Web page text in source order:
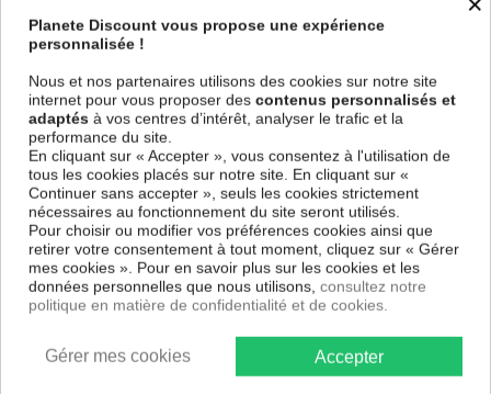
parfaitement reproduits. Grâce à une impression sur tous les cotés et
une toile tendue sur un châssis fait de matériaux respectueux de
sans avoir à l'encadrer.
Le Tableau Abstrait Heat of Loveest résistant aux rayons UV, inodore
et 100 % sûr, parfait même pour la chambre à coucher et la chambre
des enfants.
Notre large choix de tableaux tendances et modernes constituent un
moyen simple et pas cher de donner une nouvelle touche à vos
intérieurs, il y en a pour tous les goût.
Descriptif technique
Collection Artgeist
Planete Discount vous propose une expérience
personnalisée !
Nous et nos partenaires utilisons des cookies sur notre site
internet pour vous proposer des contenus personnalisés et
adaptés à vos centres d’intérêt, analyser le trafic et la
performance du site.
En cliquant sur « Accepter », vous consentez à l'utilisation de
tous les cookies placés sur notre site. En cliquant sur «
Continuer sans accepter », seuls les cookies strictement
nécessaires au fonctionnement du site seront utilisés.
Pour choisir ou modifier vos préférences cookies ainsi que
retirer votre consentement à tout moment, cliquez sur « Gérer
mes cookies ». Pour en savoir plus sur les cookies et les
données personnelles que nous utilisons, consultez notre
politique en matière de confidentialité et de cookies.
Accepter
Gérer mes cookies